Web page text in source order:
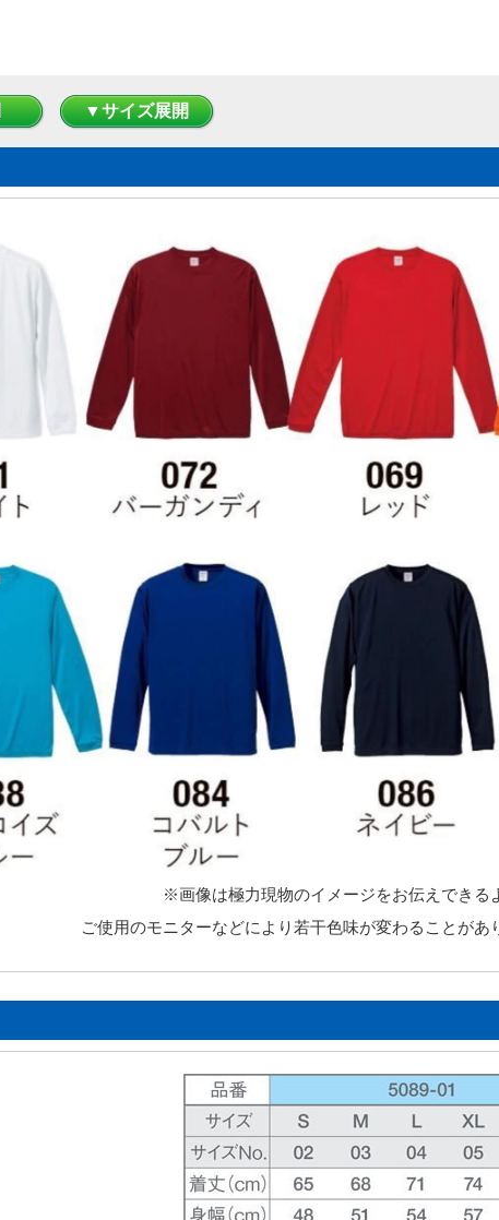
▼サイズ展開
※画像は極力現物のイメージをお伝えできる
ご使用のモニターなどにより若干色味が変わることがあ